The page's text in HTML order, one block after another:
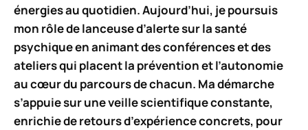
énergies au quotidien. Aujourd’hui, je poursuis
mon rôle de lanceuse d’alerte sur la santé
psychique en animant des conférences et des
ateliers qui placent la prévention et l’autonomie
au cœur du parcours de chacun. Ma démarche
s’appuie sur une veille scientifique constante,
enrichie de retours d’expérience concrets, pour